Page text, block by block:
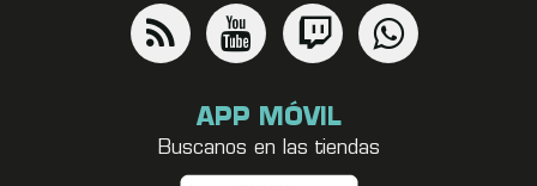
APP MÓVIL
Buscanos en las tiendas